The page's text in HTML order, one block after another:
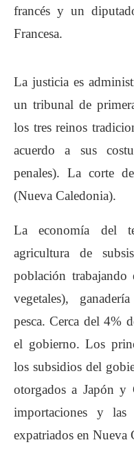
francés y un
Francesa.
La justicia es
un tribunal de
los tres reinos
acuerdo a sus
penales). La corte
(Nueva Caledonia).
La economía del
agricultura de
población
vegetales),
pesca. Cerca del 4%
el gobierno. Los
los subsidios del
otorgados a Japón y
importaciones y las
expatriados en Nueva